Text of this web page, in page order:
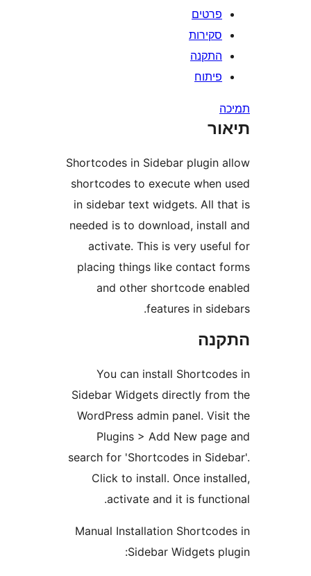
Shortcodes in Sidebar
shortcodes to execute
in sidebar text widgets. All
needed is to download,
activate. This is very
placing things like
and other shortcode
features in
You can install
Sidebar Widgets directly
WordPress admin panel.
Plugins > Add New
search for 'Shortcodes in
Click to install. Once
activate and it is
Manual Installation
Sidebar Widgets